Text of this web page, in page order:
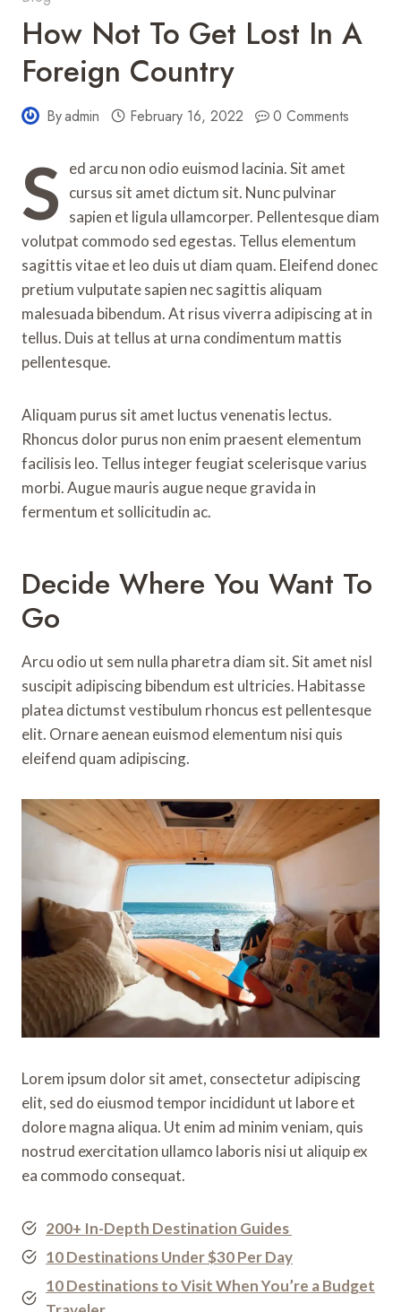
How Not To Get Lost In A
Foreign Country
Byadmin February 16, 2022 0 Comments
S
ed arcu non odio euismod lacinia. Sit amet
cursus sit amet dictum sit. Nunc pulvinar
sapien et ligula ullamcorper. Pellentesque diam
volutpat commodo sed egestas. Tellus elementum
sagittis vitae et leo duis ut diam quam. Eleifend donec
pretium vulputate sapien nec sagittis aliquam
malesuada bibendum. At risus viverra adipiscing at in
tellus. Duis at tellus at urna condimentum mattis
pellentesque.
Aliquam purus sit amet luctus venenatis lectus.
Rhoncus dolor purus non enim praesent elementum
facilisis leo. Tellus integer feugiat scelerisque varius
morbi. Augue mauris augue neque gravida in
fermentum et sollicitudin ac.
Decide Where You Want To
Go
Arcu odio ut sem nulla pharetra diam sit. Sit amet nisl
suscipit adipiscing bibendum est ultricies. Habitasse
platea dictumst vestibulum rhoncus est pellentesque
elit. Ornare aenean euismod elementum nisi quis
eleifend quam adipiscing.
Lorem ipsum dolor sit amet, consectetur adipiscing
elit, sed do eiusmod tempor incididunt ut labore et
dolore magna aliqua. Ut enim ad minim veniam, quis
nostrud exercitation ullamco laboris nisi ut aliquip ex
ea commodo consequat.
200+ In-Depth Destination Guides
10 Destinations Under $30 Per Day
10 Destinations to Visit When You’re a Budget